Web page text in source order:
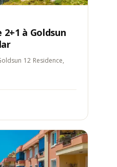
à Goldsun
12 Residence,